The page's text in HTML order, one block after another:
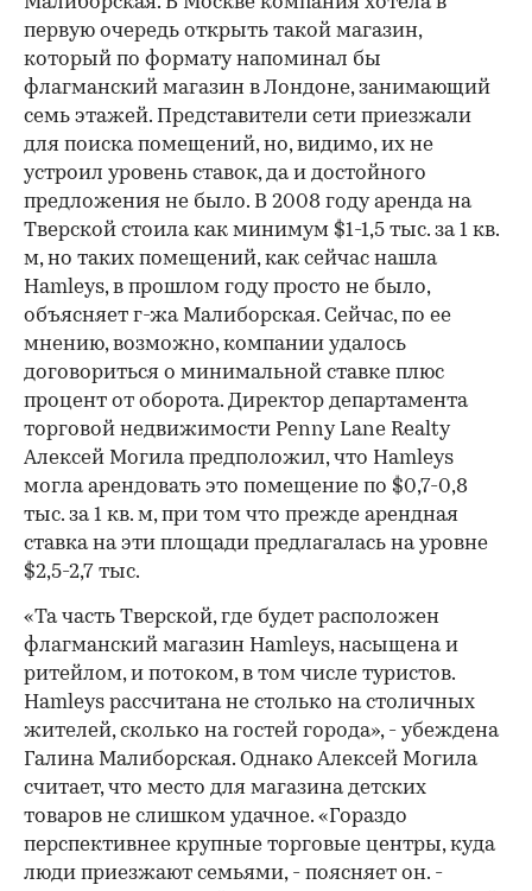
первую очередь открыть такой магазин,
который по формату напоминал бы
флагманский магазин в Лондоне, занимающий
семь этажей. Представители сети приезжали
для поиска помещений, но, видимо, их не
устроил уровень ставок, да и достойного
предложения не было. В 2008 году аренда на
Тверской стоила как минимум $1-1,5 тыс. за 1 кв.
м, но таких помещений, как сейчас нашла
Hamleys, в прошлом году просто не было,
объясняет г-жа Малиборская. Сейчас, по ее
мнению, возможно, компании удалось
договориться о минимальной ставке плюс
процент от оборота. Директор департамента
торговой недвижимости Penny Lane Realty
Алексей Могила предположил, что Hamleys
могла арендовать это помещение по $0,7-0,8
тыс. за 1 кв. м, при том что прежде арендная
ставка на эти площади предлагалась на уровне
$2,5-2,7 тыс.
«Та часть Тверской, где будет расположен
флагманский магазин Hamleys, насыщена и
ритейлом, и потоком, в том числе туристов.
Hamleys рассчитана не столько на столичных
жителей, сколько на гостей города», - убеждена
Галина Малиборская. Однако Алексей Могила
считает, что место для магазина детских
товаров не слишком удачное. «Гораздо
перспективнее крупные торговые центры, куда
люди приезжают семьями, - поясняет он. -